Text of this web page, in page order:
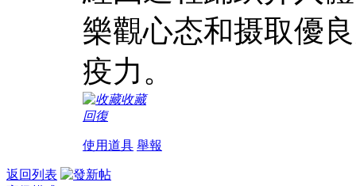
樂觀心态和摄取優
疫力。
收藏
回復
使用道具 舉報
返回列表